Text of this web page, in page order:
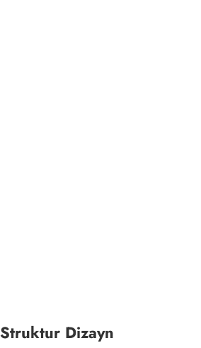
Struktur Dizayn